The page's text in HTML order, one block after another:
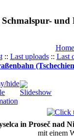
Home
:: Last uploads:: Last
in Proseč nad
mit einem